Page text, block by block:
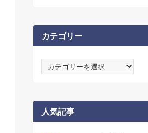
カテゴリー
テ
ー
人気記事